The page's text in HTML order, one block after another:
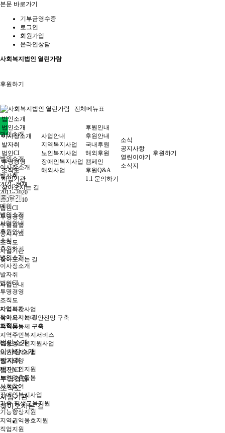
본문 바로가기
기부금영수증
로그인
회원가입
온라인상담
사회복지법인 열린가람
후원하기
법인소개
법인소개
이사장소개
발자취
2021~현재
2011~2020
1994~2010
법인CI
투명경영
투명경영
공시자료
조직도
사업기관
찾아오시는 길
사업안내
지역복지사업
복지사각지대 안전망 구축
지역공동체 구축
지역주민복지서비스
아동청소년지원사업
노인복지사업
장기요양
재가노인지원
노인맞춤돌봄
사회참여
장애인복지사업
가족·평생교육지원
기능향상지원
지역권익옹호지원
직업지원
전체메뉴표
법인소개
법인소개
이사장소개
발자취
법인CI
투명경영
조직도
사업기관
찾아오시는 길
사업안내
지역복지사업
노인복지사업
장애인복지사업
해외사업
후원안내
후원안내
국내후원
해외후원
캠페인
후원Q&A
1:1 문의하기
소식
공지사항
열린이야기
소식지
후원하기
홈 닫기
메인
법인소개
사업안내
후원안내
소식
후원하기
법인소개
이사장소개
발자취
법인CI
투명경영
조직도
사업기관
찾아오시는 길
조직도
법인소개
이사장소개
발자취
법인CI
투명경영
조직도
사업기관
찾아오시는 길